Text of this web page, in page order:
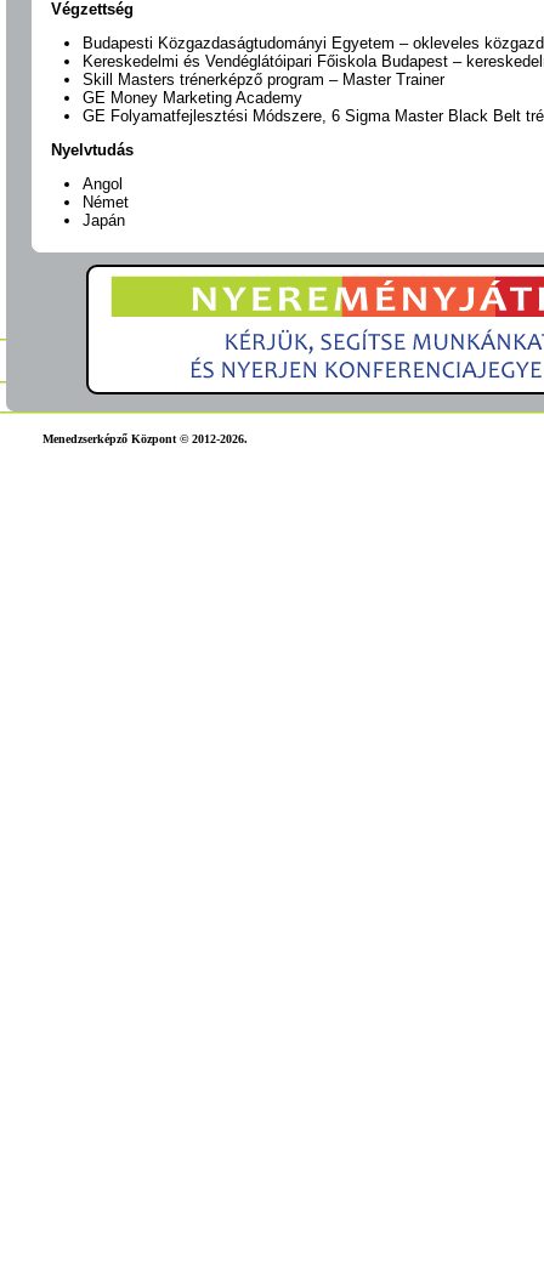
Végzettség
Budapesti Közgazdaságtudományi Egyetem – okleveles
Kereskedelmi és Vendéglátóipari Főiskola Budapest –
Skill Masters trénerképző program – Master Trainer
GE Money Marketing Academy
GE Folyamatfejlesztési Módszere, 6 Sigma Master Black Belt
Nyelvtudás
Angol
Német
Japán
Menedzserképző Központ © 2012-2026.